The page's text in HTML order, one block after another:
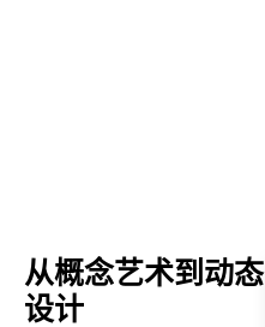
从概念艺术到动态
设计